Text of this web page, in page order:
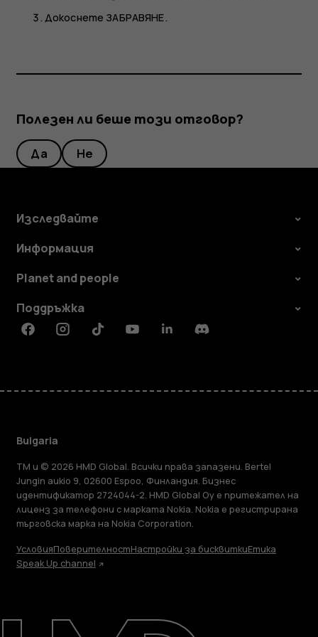
Ремонт, повторна употреба,
Докоснете ЗАБРАВЯНЕ.
Полезен ли беше този отговор?
Да Не
Изследвайте
Информация
Planet and people
Поддръжка
FacebookInstagramTiktokYoutubeLinkedinDiscord
Bulgaria
TM и © 2026 HMD Global. Всички права запазени. Bertel
Jungin aukio 9, 02600 Espoo, Финландия. Бизнес
идентификатор 2724044-2. HMD Global Oy е притежател на
лиценз за телефони с марката Nokia. Nokia е регистрирана
търговска марка на Nokia Corporation.
УсловияПоверителностНастройки за бисквиткиЕтика
Speak Up channel